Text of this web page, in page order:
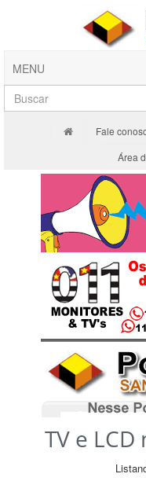
MENU
Fale
Área
TV e